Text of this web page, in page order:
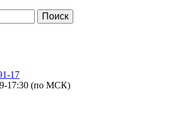
17
17:30 (по МСК)